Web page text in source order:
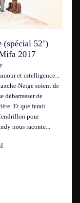
(spécial 52’)
2017
et intelligence...
Neige soient de
débarrasser de
Et que ferait
pour
nous raconte...